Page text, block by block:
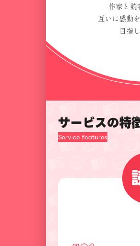
作家と読
互いに感動
目指
サービスの特
Service features